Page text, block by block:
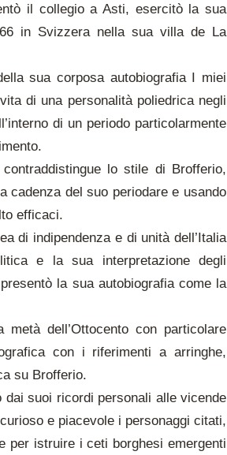
il collegio a Asti, esercitò la sua
in Svizzera nella sua villa de La
sua corposa autobiografia I miei
di una personalità poliedrica negli
di un periodo particolarmente
lo stile di Brofferio,
cadenza del suo periodare e usando
efficaci.
di indipendenza e di unità dell’Italia
e la sua interpretazione degli
la sua autobiografia come la
dell’Ottocento con particolare
con i riferimenti a arringhe,
su Brofferio.
suoi ricordi personali alle vicende
e piacevole i personaggi citati,
per istruire i ceti borghesi emergenti